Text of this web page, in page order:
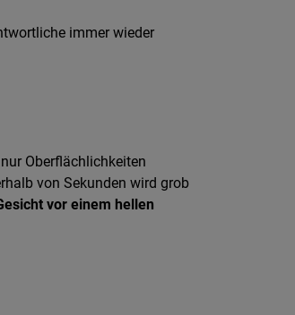
immer wieder
Oberflächlichkeiten
von Sekunden wird grob
vor einem hellen